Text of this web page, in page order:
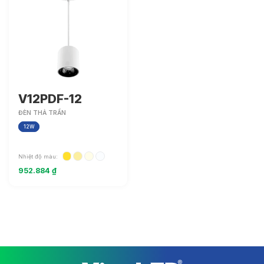
V12PDF-12
ĐÈN THẢ TRẦN
12W
Nhiệt độ màu:
952.884 ₫